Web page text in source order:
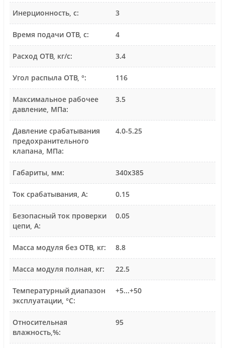
Инерционность, с: 3
Время подачи ОТВ, с: 4
Расход ОТВ, кг/с: 3.4
Угол распыла ОТВ, °: 116
Максимальное рабочее
давление, МПа:
3.5
Давление срабатывания
предохранительного
клапана, МПа:
4.0-5.25
Габариты, мм: 340х385
Ток срабатывания, А: 0.15
Безопасный ток проверки
цепи, А:
0.05
Масса модуля без ОТВ, кг: 8.8
Масса модуля полная, кг: 22.5
Температурный диапазон
эксплуатации, °С:
+5...+50
Относительная
влажность,%:
95